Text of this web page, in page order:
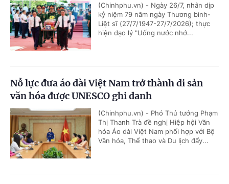
(Chinhphu.vn) - Ngày 26/7, nhân dịp
kỷ niệm 79 năm ngày Thương binh-
Liệt sĩ (27/7/1947-27/7/2026); thực
hiện đạo lý "Uống nước nhớ...
Nỗ lực đưa áo dài Việt Nam trở thành di sản
văn hóa được UNESCO ghi danh
(Chinhphu.vn) - Phó Thủ tướng Phạm
Thị Thanh Trà đề nghị Hiệp hội Văn
hóa Áo dài Việt Nam phối hợp với Bộ
Văn hóa, Thể thao và Du lịch đẩy...